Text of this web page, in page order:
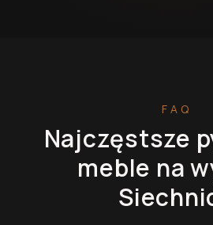
FAQ
Najczęstsze
meble na